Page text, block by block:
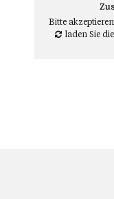
Bitte
laden Sie